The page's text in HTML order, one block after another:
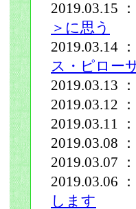
2019.03.15 ：
＞に思う
2019.03.14 ：
ス・ピロー
2019.03.13 ：
2019.03.12 ：
2019.03.11 ：
2019.03.08 ：
2019.03.07 ：
2019.03.06 ：
します